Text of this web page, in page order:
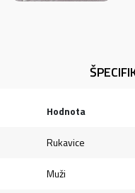
Hodnota
Rukavice
Muži